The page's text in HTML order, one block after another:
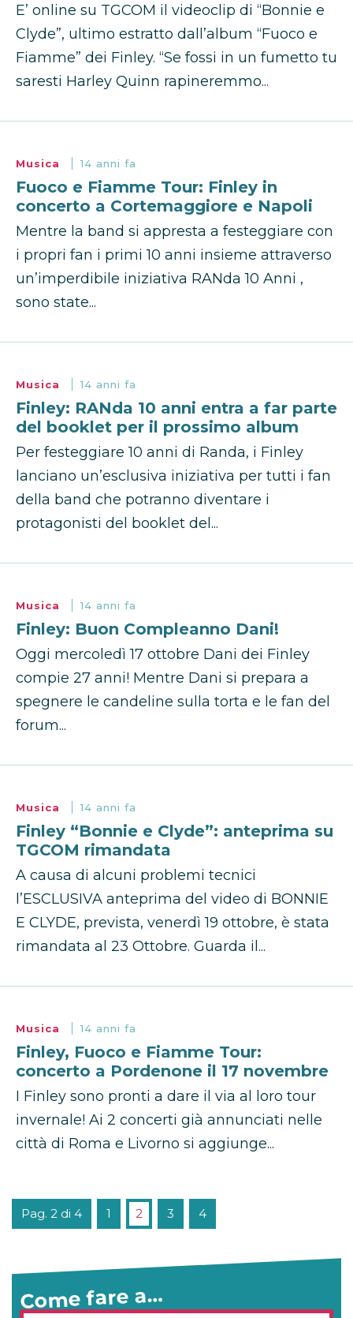
E’ online su TGCOM il videoclip di “Bonnie e
Clyde”, ultimo estratto dall’album “Fuoco e
Fiamme” dei Finley. “Se fossi in un fumetto tu
saresti Harley Quinn rapineremmo...
Musica 14 anni fa
Fuoco e Fiamme Tour: Finley in
concerto a Cortemaggiore e Napoli
Mentre la band si appresta a festeggiare con
i propri fan i primi 10 anni insieme attraverso
un’imperdibile iniziativa RANda 10 Anni ,
sono state...
Musica 14 anni fa
Finley: RANda 10 anni entra a far parte
del booklet per il prossimo album
Per festeggiare 10 anni di Randa, i Finley
lanciano un’esclusiva iniziativa per tutti i fan
della band che potranno diventare i
protagonisti del booklet del...
Musica 14 anni fa
Finley: Buon Compleanno Dani!
Oggi mercoledì 17 ottobre Dani dei Finley
compie 27 anni! Mentre Dani si prepara a
spegnere le candeline sulla torta e le fan del
forum...
Musica 14 anni fa
Finley “Bonnie e Clyde”: anteprima su
TGCOM rimandata
A causa di alcuni problemi tecnici
l’ESCLUSIVA anteprima del video di BONNIE
E CLYDE, prevista, venerdì 19 ottobre, è stata
rimandata al 23 Ottobre. Guarda il...
Musica 14 anni fa
Finley, Fuoco e Fiamme Tour:
concerto a Pordenone il 17 novembre
I Finley sono pronti a dare il via al loro tour
invernale! Ai 2 concerti già annunciati nelle
città di Roma e Livorno si aggiunge...
Pag. 2 di 4 1 2 3 4
Come fare a…